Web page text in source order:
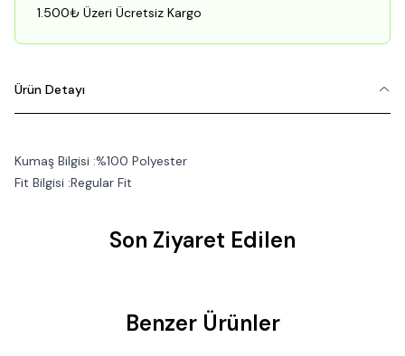
1.500₺ Üzeri Ücretsiz Kargo
Ürün Detayı
Kumaş Bilgisi :%100 Polyester
Fit Bilgisi :Regular Fit
Son Ziyaret Edilen
Benzer Ürünler